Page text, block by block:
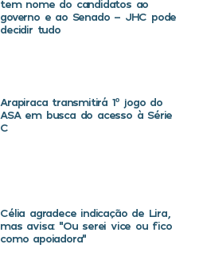
tem nome do candidatos ao
governo e ao Senado – JHC pode
decidir tudo
Arapiraca transmitirá 1º jogo do
ASA em busca do acesso à Série
C
Célia agradece indicação de Lira,
mas avisa: “Ou serei vice ou fico
como apoiadora”